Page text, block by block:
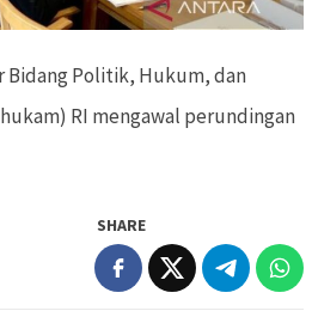
Bidang Politik, Hukum, dan
RI mengawal perundingan
SHARE